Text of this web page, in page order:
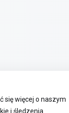
się więcej o naszym
i śledzenia.